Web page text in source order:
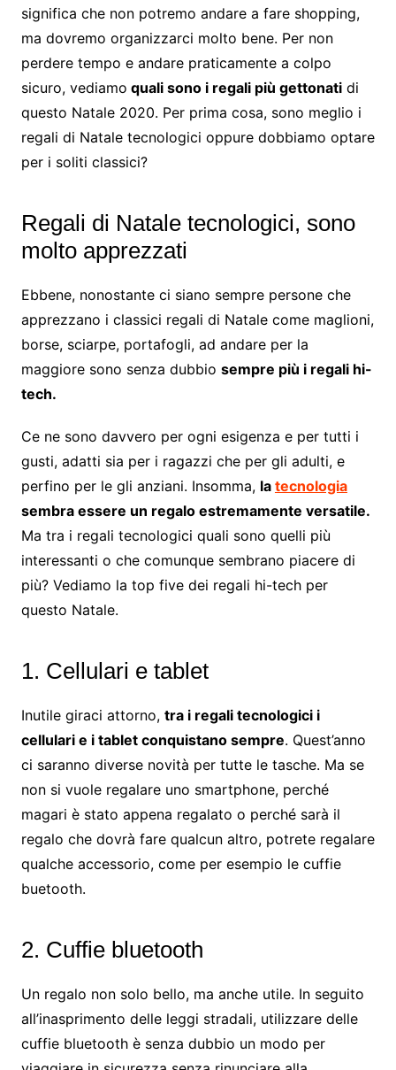
significa che non potremo andare a fare shopping,
ma dovremo organizzarci molto bene. Per non
perdere tempo e andare praticamente a colpo
sicuro, vediamo quali sono i regali più gettonatidi
questo Natale 2020. Per prima cosa, sono meglio i
regali di Natale tecnologici oppure dobbiamo optare
per i soliti classici?
Regali di Natale tecnologici, sono
molto apprezzati
Ebbene, nonostante ci siano sempre persone che
apprezzano i classici regali di Natale come maglioni,
borse, sciarpe, portafogli, ad andare per la
maggiore sono senza dubbio sempre più i regali hi-
tech.
Ce ne sono davvero per ogni esigenza e per tutti i
gusti, adatti sia per i ragazzi che per gli adulti, e
perfino per le gli anziani. Insomma, la tecnologia
sembra essere un regalo estremamente versatile.
Ma tra i regali tecnologici quali sono quelli più
interessanti o che comunque sembrano piacere di
più? Vediamo la top five dei regali hi-tech per
questo Natale.
1. Cellulari e tablet
Inutile giraci attorno, tra i regali tecnologici i
cellulari e i tablet conquistano sempre. Quest’anno
ci saranno diverse novità per tutte le tasche. Ma se
non si vuole regalare uno smartphone, perché
magari è stato appena regalato o perché sarà il
regalo che dovrà fare qualcun altro, potrete regalare
qualche accessorio, come per esempio le cuffie
buetooth.
2. Cuffie bluetooth
Un regalo non solo bello, ma anche utile. In seguito
all’inasprimento delle leggi stradali, utilizzare delle
cuffie bluetooth è senza dubbio un modo per